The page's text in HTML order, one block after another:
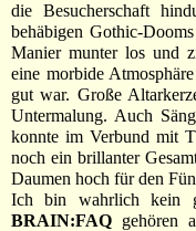
die Besucherschaft
behäbigen Gothic-
Manier munter los und
eine morbide
gut war. Große
Untermalung. Auch
konnte im Verbund mit
noch ein brillanter
Daumen hoch für den
Ich bin wahrlich kein
BRAIN:FAQ gehören